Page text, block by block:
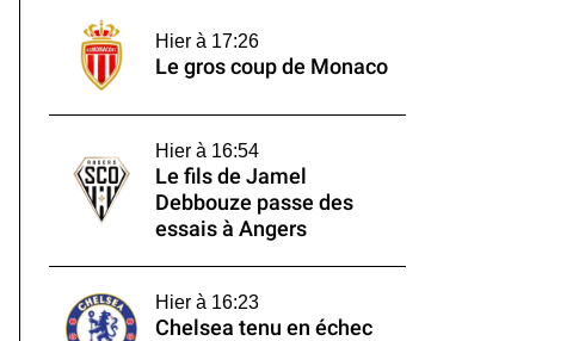
Hier à 17:26
Le gros coup de Monaco
Hier à 16:54
Le fils de Jamel
Debbouze passe des
essais à Angers
Hier à 16:23
Chelsea tenu en échec